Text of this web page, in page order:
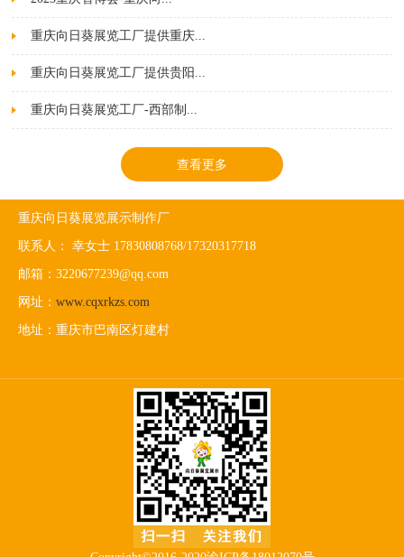
重庆向日葵展览工厂提供重庆...
重庆向日葵展览工厂提供贵阳...
重庆向日葵展览工厂-西部制...
查看更多
重庆向日葵展览展示制作厂
联系人： 幸女士 17830808768/17320317718
邮箱：3220677239@qq.com
网址： www.cqxrkzs.com
地址：重庆市巴南区灯建村